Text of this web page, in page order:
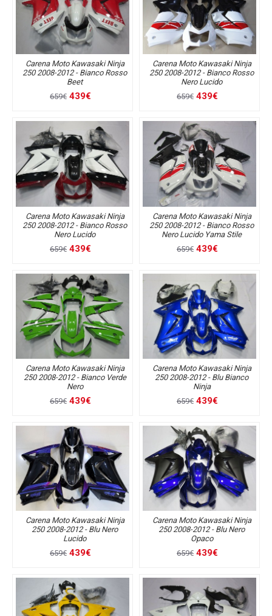
Carena Moto Kawasaki Ninja
250 2008-2012 - Bianco Rosso
Beet
659€ 439€
Carena Moto Kawasaki Ninja
250 2008-2012 - Bianco Rosso
Nero Lucido
659€ 439€
Carena Moto Kawasaki Ninja
250 2008-2012 - Bianco Rosso
Nero Lucido
659€ 439€
Carena Moto Kawasaki Ninja
250 2008-2012 - Bianco Rosso
Nero Lucido Yama Stile
659€ 439€
Carena Moto Kawasaki Ninja
250 2008-2012 - Bianco Verde
Nero
659€ 439€
Carena Moto Kawasaki Ninja
250 2008-2012 - Blu Bianco
Ninja
659€ 439€
Carena Moto Kawasaki Ninja
250 2008-2012 - Blu Nero
Lucido
659€ 439€
Carena Moto Kawasaki Ninja
250 2008-2012 - Blu Nero
Opaco
659€ 439€